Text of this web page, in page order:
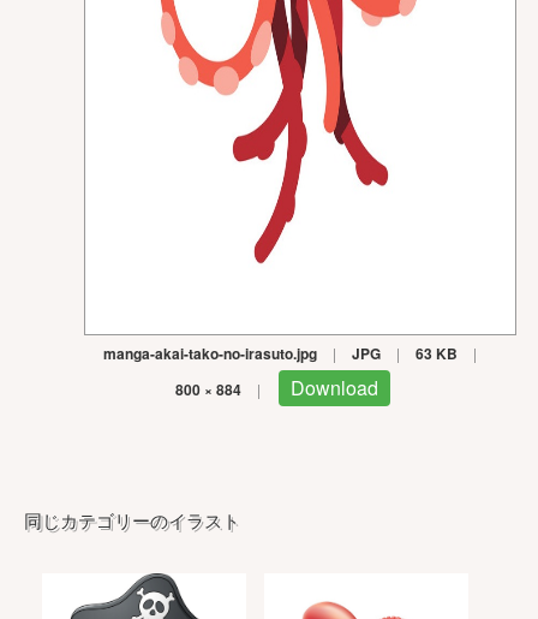
manga-akai-tako-no-irasuto.jpg | JPG | 63 KB |
800 × 884 | Download
同じカテゴリーのイラスト